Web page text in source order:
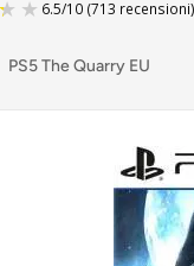
PS5 The Quarry EU